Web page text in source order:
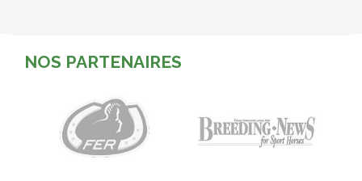
NOS PARTENAIRES